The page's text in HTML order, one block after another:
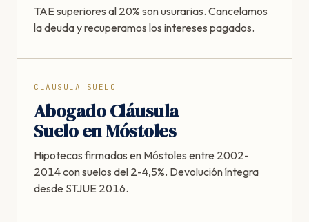
TAE superiores al 20% son usurarias. Cancelamos
la deuda y recuperamos los intereses pagados.
CLÁUSULA SUELO
Abogado Cláusula
Suelo en Móstoles
Hipotecas firmadas en Móstoles entre 2002-
2014 con suelos del 2-4,5%. Devolución íntegra
desde STJUE 2016.